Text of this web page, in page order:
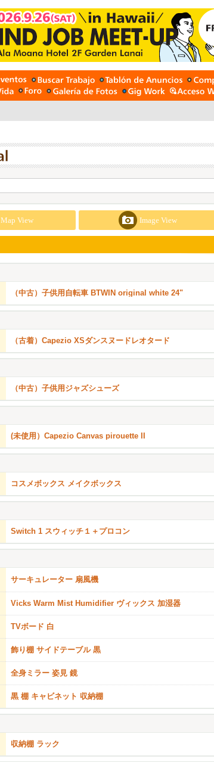
Map View Image View
（中古）子供用自転車 BTWIN original white 24"
（古着）Capezio XSダンスヌードレオタード
（中古）子供用ジャズシューズ
(未使用）Capezio Canvas pirouette II
コスメボックス メイクボックス
Switch 1 スウィッチ１＋プロコン
サーキュレーター 扇風機
Vicks Warm Mist Humidifier ヴィックス 加湿器
TVボード 白
飾り棚 サイドテーブル 黒
全身ミラー 姿見 鏡
黒 棚 キャビネット 収納棚
収納棚 ラック